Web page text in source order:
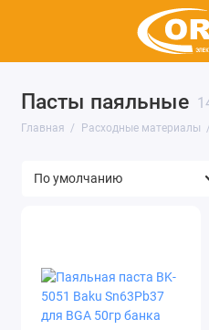
Пасты паяльные
Главная Расходные материалы